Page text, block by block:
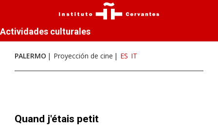
Actividades culturales
PALERMO Proyección de cine ES IT
Quand j'étais petit